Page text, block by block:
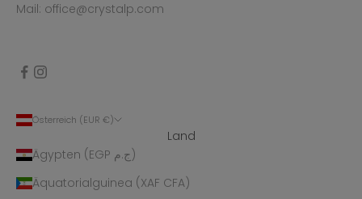
Mail: office@crystalp.com
Österreich (EUR €)
Land
Ägypten (EGP ج.م)
Äquatorialguinea (XAF CFA)